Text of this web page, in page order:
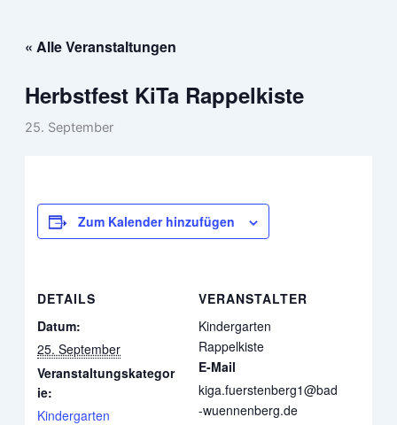
springen« Alle Veranstaltungen
Herbstfest KiTa Rappelkiste
25. September
Zum Kalender hinzufügen
DETAILS
Datum:
25. September
Veranstaltungskategor
ie:
Kindergarten
VERANSTALTER
Kindergarten
Rappelkiste
E-Mail
kiga.fuerstenberg1@bad
-wuennenberg.de